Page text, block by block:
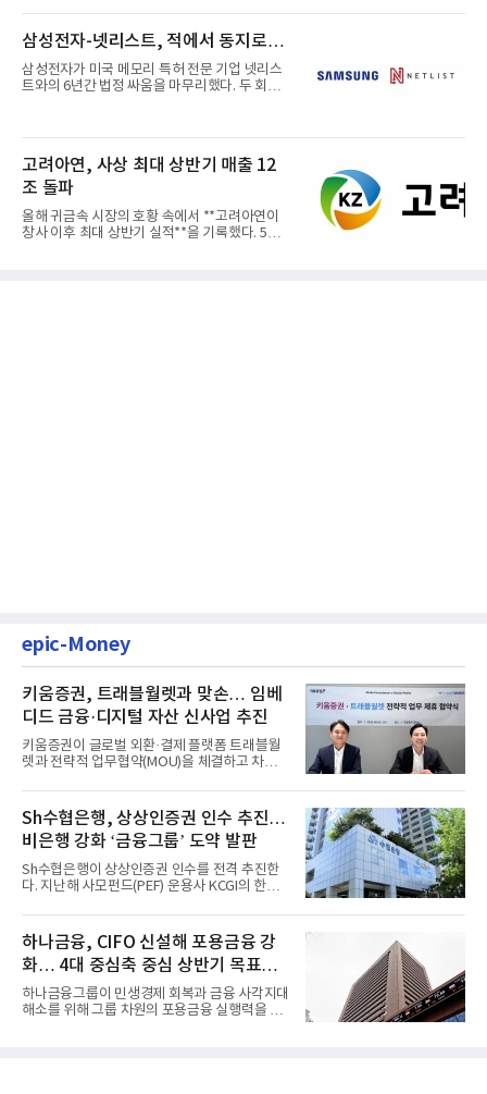
삼성전자-넷리스트, 적에서 동지로…
삼성전자가 미국 메모리 특허 전문 기업 넷리스
트와의 6년간 법정 싸움을 마무리했다. 두 회사
고려아연, 사상 최대 상반기 매출 12
조 돌파
올해 귀금속 시장의 호황 속에서 **고려아연이
창사 이후 최대 상반기 실적**을 기록했다. 5일
epic-Money
키움증권, 트래블월렛과 맞손… 임베
디드 금융·디지털 자산 신사업 추진
키움증권이 글로벌 외환·결제 플랫폼 트래블월
렛과 전략적 업무협약(MOU)을 체결하고 차세
Sh수협은행, 상상인증권 인수 추진…
비은행 강화 ‘금융그룹’ 도약 발판
Sh수협은행이 상상인증권 인수를 전격 추진한
다. 지난해 사모펀드(PEF) 운용사 KCGI의 한양
하나금융, CIFO 신설해 포용금융 강
화… 4대 중심축 중심 상반기 목표
60% 달성
하나금융그룹이 민생경제 회복과 금융 사각지대
해소를 위해 그룹 차원의 포용금융 실행력을 대